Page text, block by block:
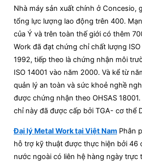
Nhà máy sản xuất chính ở Concesio,
tổng lực lượng lao động trên 400.
của Ý và trên toàn thế giới có thêm
Work đã đạt chứng chỉ chất lượng
1992, tiếp theo là chứng nhận môi
ISO 14001 vào năm 2000. Và kể từ
quản lý an toàn và sức khoẻ nghề
được chứng nhận theo OHSAS
chỉ này đã được cấp bởi TGA- cơ thể
Đại lý Metal Work tại Việt Nam Phân
hỗ trợ kỹ thuật được thực hiện bởi 46
nước ngoài có liên hệ hàng ngày trực